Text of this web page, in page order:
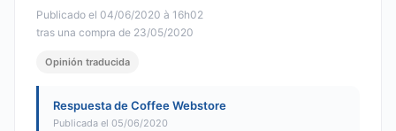
Publicado el 04/06/2020 à 16h02
tras una compra de 23/05/2020
Opinión traducida
Respuesta de Coffee Webstore
Publicada el 05/06/2020